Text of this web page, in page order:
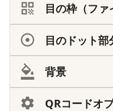
目の枠（ファ
目のドット部
背景
QRコードオ